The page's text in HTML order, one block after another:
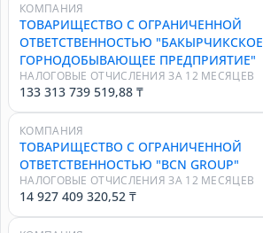
КОМПАНИЯ
ТОВАРИЩЕСТВО С ОГРАНИЧЕННОЙ
ОТВЕТСТВЕННОСТЬЮ "БАКЫРЧИКСКОЕ
ГОРНОДОБЫВАЮЩЕЕ ПРЕДПРИЯТИЕ"
НАЛОГОВЫЕ ОТЧИСЛЕНИЯ ЗА 12 МЕСЯЦЕВ
133 313 739 519,88 ₸
КОМПАНИЯ
ТОВАРИЩЕСТВО С ОГРАНИЧЕННОЙ
ОТВЕТСТВЕННОСТЬЮ "BCN GROUP"
НАЛОГОВЫЕ ОТЧИСЛЕНИЯ ЗА 12 МЕСЯЦЕВ
14 927 409 320,52 ₸